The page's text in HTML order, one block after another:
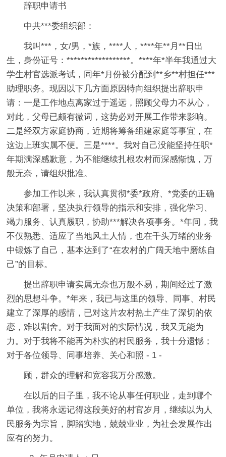
辞职申请书
中共***委组织部：
我叫***，女/男，*族，****人，****年**月**日出
生，身份证号：******************。****年*半年我通过大
学生村官选派考试，同年*月份被分配到**乡**村担任***
助理职务。现因以下几方面原因特向组织提出辞职申
请：一是工作地点离家过于遥远，照顾父母力不从心，
对此，父母已颇有微词，这势必对开展工作带来影响。
二是经双方家庭协商，近期将筹备组建家庭等事宜，在
这边上班实属不便。三是****。我对自己没能坚持任职*
年期满深感歉意，为不能继续扎根农村而深感惭愧，万
般无奈，请组织批准。
参加工作以来，我认真贯彻*委*政府、*党委的正确
决策和部署，坚决执行领导的指示和安排，强化学习、
竭力服务、认真履职，协助***解决各项事务。*年间，我
不仅熟悉、适应了当地风土人情，也在千头万绪的业务
中锻炼了自己，基本达到了“在农村的广阔天地中磨练自
己”的目标。
提出辞职申请实属无奈也万般不易，期间经过了激
烈的思想斗争。*年来，我已与这里的领导、同事、村民
建立了深厚的感情，已对这片农村热土产生了深切的依
恋，难以割舍。对于我面对的实际情况，我又无能为
力。对于我将不能再为朴实的村民服务，我十分遗憾；
对于各位领导、同事培养、关心和照 - 1 -
顾，群众的理解和宽容我万分感激。
在以后的日子里，我不论从事任何职业，走到哪个
单位，我将永远记得这段美好的村官岁月，继续以为人
民服务为宗旨，脚踏实地，兢兢业业，为社会发展作出
应有的努力。